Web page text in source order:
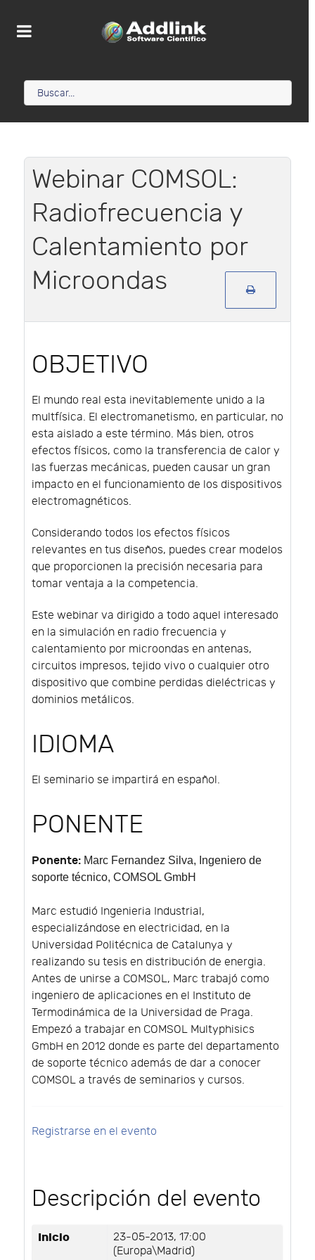
Webinar COMSOL:
Radiofrecuencia y
Calentamiento por
Microondas
OBJETIVO
El mundo real esta inevitablemente unido a la
multfísica. El electromanetismo, en particular, no
esta aislado a este término. Más bien, otros
efectos físicos, como la transferencia de calor y
las fuerzas mecánicas, pueden causar un gran
impacto en el funcionamiento de los dispositivos
electromagnéticos.
Considerando todos los efectos físicos
relevantes en tus diseños, puedes crear modelos
que proporcionen la precisión necesaria para
tomar ventaja a la competencia.
Este webinar va dirigido a todo aquel interesado
en la simulación en radio frecuencia y
calentamiento por microondas en antenas,
circuitos impresos, tejido vivo o cualquier otro
dispositivo que combine perdidas dieléctricas y
dominios metálicos.
IDIOMA
El seminario se impartirá en español.
PONENTE
Ponente: Marc Fernandez Silva, Ingeniero de
soporte técnico, COMSOL GmbH
Marc estudió Ingenieria Industrial,
especializándose en electricidad, en la
Universidad Politécnica de Catalunya y
realizando su tesis en distribución de energia.
Antes de unirse a COMSOL, Marc trabajó como
ingeniero de aplicaciones en el Instituto de
Termodinámica de la Universidad de Praga.
Empezó a trabajar en COMSOL Multyphisics
GmbH en 2012 donde es parte del departamento
de soporte técnico además de dar a conocer
COMSOL a través de seminarios y cursos.
Registrarse en el evento
Descripción del evento
Inicio
23-05-2013, 17:00
(Europa\Madrid)